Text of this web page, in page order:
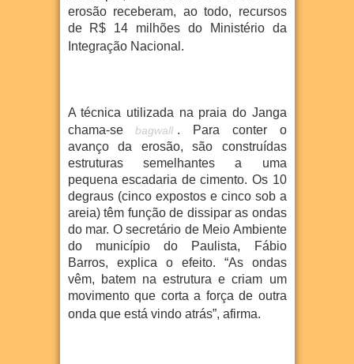
erosão receberam, ao todo, recursos
de R$ 14 milhões do Ministério da
Integração Nacional.
A técnica utilizada na praia do Janga
chama-sebagwall . Para conter o
avanço da erosão, são construídas
estruturas semelhantes a uma
pequena escadaria de cimento. Os 10
degraus (cinco expostos e cinco sob a
areia) têm função de dissipar as ondas
do mar. O secretário de Meio Ambiente
do município do Paulista, Fábio
Barros, explica o efeito. “As ondas
vêm, batem na estrutura e criam um
movimento que corta a força de outra
onda que está vindo atrás”, afirma.